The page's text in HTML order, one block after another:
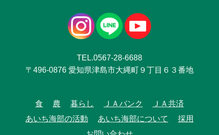
TEL.0567-28-6688
〒496-0876 愛知県津島市大縄町９丁目６３番地
食 農 暮らし ＪＡバンク
ＪＡ共済
あいち海部の活動
あいち海部について
採用